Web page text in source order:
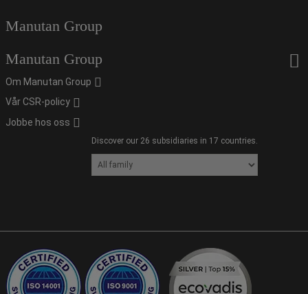
Manutan Group
Manutan Group
Om Manutan Group
Vår CSR-policy
Jobbe hos oss
Discover our 26 subsidiaries in 17 countries.